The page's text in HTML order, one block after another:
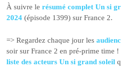
À suivre lerésumé complet Un si
2024 (épisode 1399) sur France 2.
=> Regardez chaque jour les
soir sur France 2 en pré-prime time
liste des acteurs Un si grand soleil